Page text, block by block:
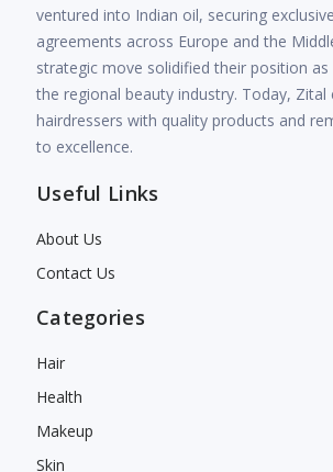
ventured into Indian oil, securing
agreements across Europe and the
strategic move solidified their position
the regional beauty industry. Today, Zital
hairdressers with quality products and
to excellence.
Useful Links
About Us
Contact Us
Categories
Hair
Health
Makeup
Skin